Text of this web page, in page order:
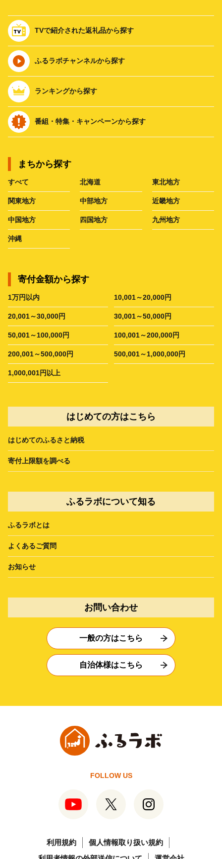
TVで紹介された返礼品から探す
ふるラボチャンネルから探す
ランキングから探す
番組・特集・キャンペーンから探す
まちから探す
すべて 北海道 東北地方
関東地方 中部地方 近畿地方
中国地方 四国地方 九州地方
沖縄
寄付金額から探す
1万円以内 10,001～20,000円
20,001～30,000円 30,001～50,000円
50,001～100,000円 100,001～200,000円
200,001～500,000円 500,001～1,000,000円
1,000,001円以上
はじめての方はこちら
はじめてのふるさと納税
寄付上限額を調べる
ふるラボについて知る
ふるラボとは
よくあるご質問
お知らせ
お問い合わせ
一般の方はこちら
自治体様はこちら
FOLLOW US
利用規約
個人情報取り扱い規約